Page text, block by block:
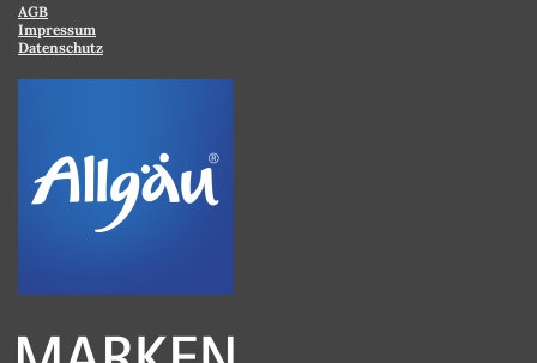
AGB
Impressum
Datenschutz